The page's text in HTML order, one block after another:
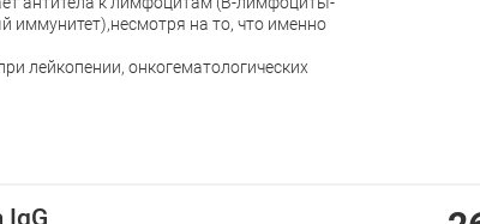
на то, что именно
лейкопении, онкогематологических